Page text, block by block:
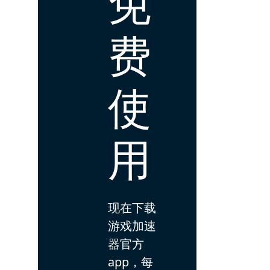
费
使
用
现在下载
游戏加速
器官方
app，每